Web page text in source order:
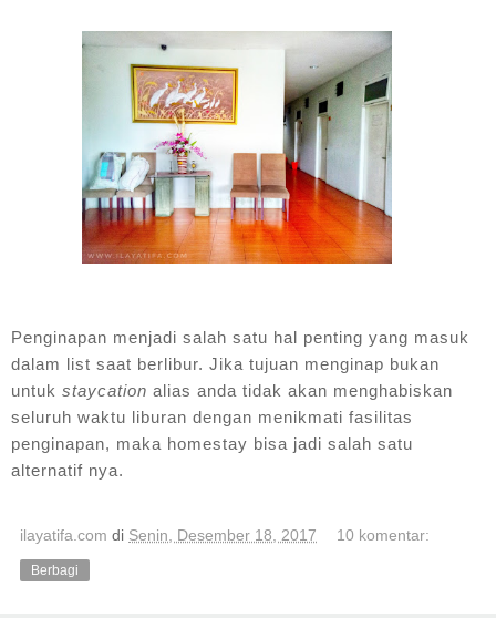
Penginapan menjadi salah satu hal penting yang masuk
dalam list saat berlibur. Jika tujuan menginap bukan
untuk staycation alias anda tidak akan menghabiskan
seluruh waktu liburan dengan menikmati fasilitas
penginapan, maka homestay bisa jadi salah satu
alternatif nya.
ilayatifa.com di Senin, Desember 18, 2017 10 komentar:
Berbagi